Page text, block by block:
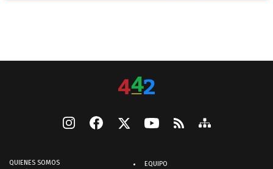
QUIENES SOMOS EQUIPO